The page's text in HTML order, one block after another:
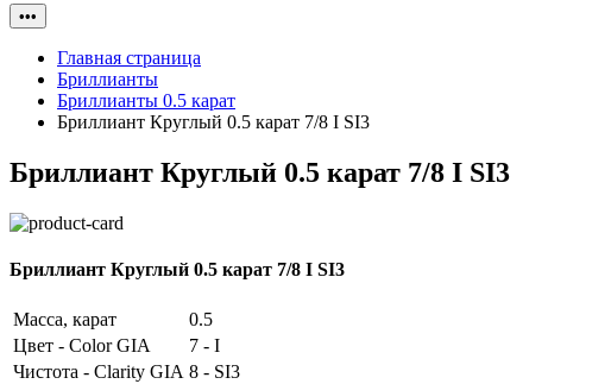
•••
Главная страница
Бриллианты
Бриллианты 0.5 карат
Бриллиант Круглый 0.5 карат 7/8 I SI3
Бриллиант Круглый 0.5 карат 7/8 I SI3
Бриллиант Круглый 0.5 карат 7/8 I SI3
Масса, карат
0.5
Цвет - Color GIA
7 - I
Чистота - Clarity GIA 8 - SI3